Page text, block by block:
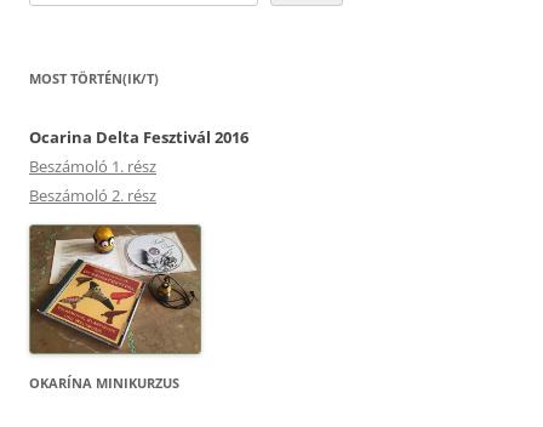
MOST TÖRTÉN(IK/T)
Ocarina Delta Fesztivál 2016
Beszámoló 1. rész
Beszámoló 2. rész
OKARÍNA MINIKURZUS